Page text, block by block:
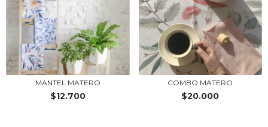
MANTEL MATERO
$12.700
COMBO MATERO
$20.000